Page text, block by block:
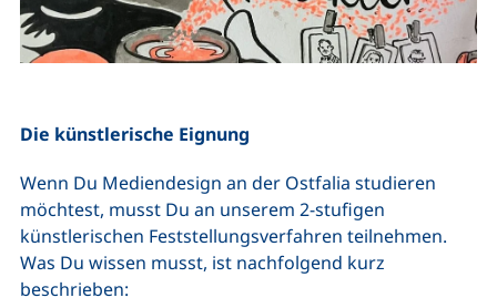
Die künstlerische Eignung
Wenn Du Mediendesign an der Ostfalia studieren
möchtest, musst Du an unserem 2-stufigen
künstlerischen Feststellungsverfahren teilnehmen.
Was Du wissen musst, ist nachfolgend kurz
beschrieben: